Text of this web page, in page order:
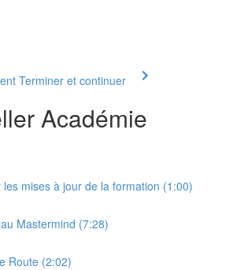
Terminer et continuer
Académie
les mises à jour de la formation (1:00)
Mastermind (7:28)
Route (2:02)